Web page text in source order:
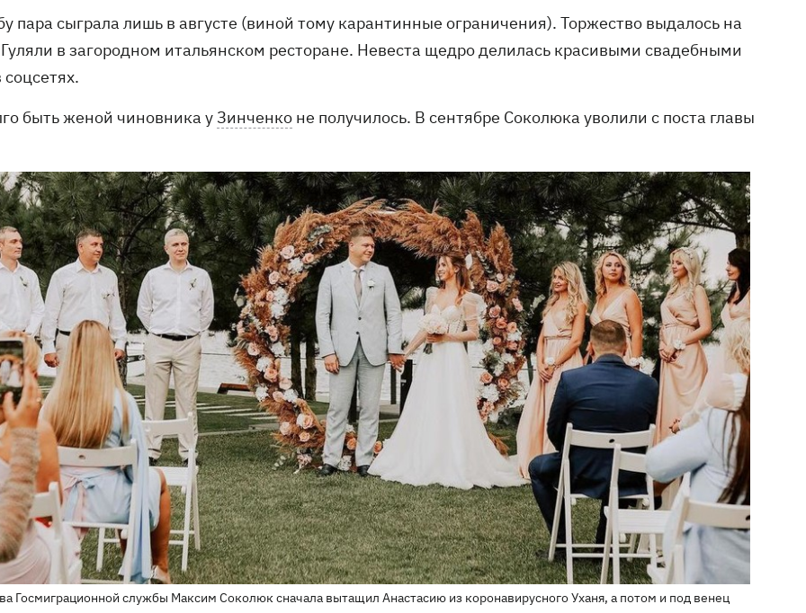
пара сыграла лишь в августе (виной тому карантинные ограничения). Торжество выдалось на
Гуляли в загородном итальянском ресторане. Невеста щедро делилась красивыми свадебными
быть женой чиновника у Зинченко не получилось. В сентябре Соколюка уволили с поста главы
Госмиграционной службы Максим Соколюк сначала вытащил Анастасию из коронавирусного Уханя, а потом и под венец